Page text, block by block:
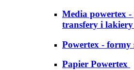
Media powertex
transfery i lakiery
Powertex - formy
Papier Powertex